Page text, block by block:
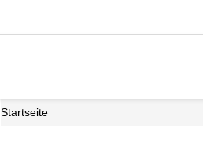
Startseite